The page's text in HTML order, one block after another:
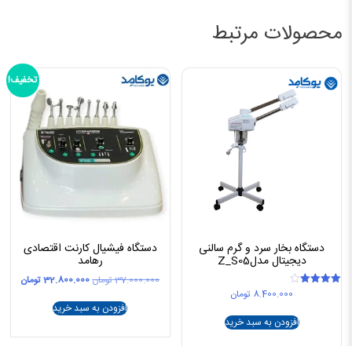
محصولات مرتبط
دستگاه بخار سرد و گرم سالنی
دیجیتال مدلZ_S05
8.400.000 تومان
افزودن به سبد خرید
تخفیف!
دستگاه فیشیال کارنت اقتصادی
رهامد
37.000.000تومانقیمت
32.800.000تومانقیمت
افزودن به سبد خرید